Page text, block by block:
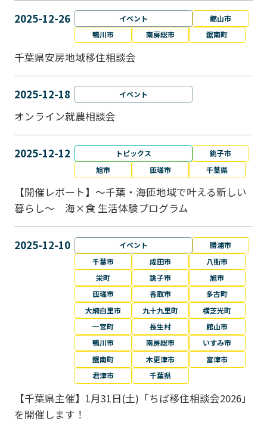
2025-12-26 イベント
館山市
鴨川市
南房総市 鋸南町
千葉県安房地域移住相談会
2025-12-18 イベント
オンライン就農相談会
2025-12-12 トピックス
銚子市
旭市
匝瑳市 千葉県
【開催レポート】～千葉・海匝地域で叶える新しい
暮らし～ 海×食 生活体験プログラム
2025-12-10 イベント
勝浦市
千葉市
成田市
八街市
栄町
銚子市
旭市
匝瑳市
香取市
多古町
大網白里市
九十九里町
横芝光町
一宮町
長生村
館山市
鴨川市
南房総市
いすみ市
鋸南町
木更津市
富津市
君津市
千葉県
【千葉県主催】1月31日(土)「ちば移住相談会2026」
を開催します！